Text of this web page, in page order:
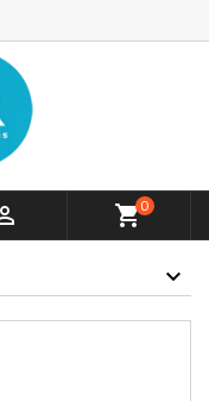
shopping_cart0